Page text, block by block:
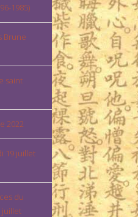
1985)
Brune
saint
2022
19 juillet
du
juillet